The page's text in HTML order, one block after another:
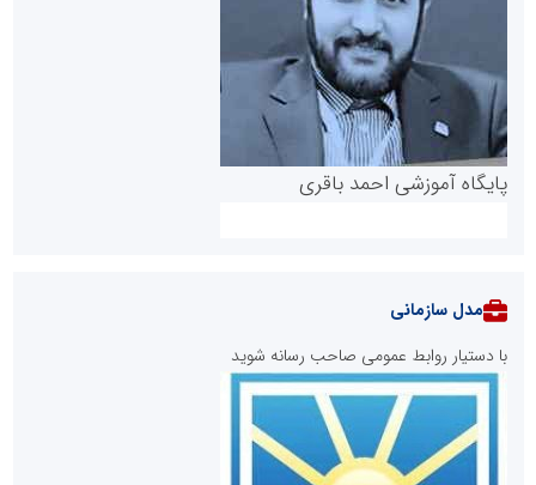
پایگاه آموزشی احمد باقری
مدل سازمانی
با دستیار روابط عمومی صاحب رسانه شوید